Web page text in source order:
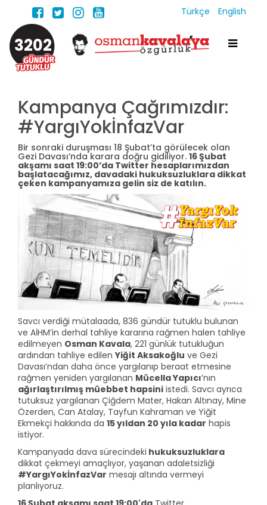
Türkçe English
3202
Kampanya Çağrımızdır:
#YargıYokİnfazVar
Bir sonraki duruşması 18 Şubat’ta görülecek olan
Gezi Davası’nda karara doğru gidiliyor. 16 Şubat
akşamı saat 19:00’da Twitter hesaplarımızdan
başlatacağımız, davadaki hukuksuzluklara dikkat
çeken kampanyamıza gelin siz de katılın.
Savcı verdiği mütalaada, 836 gündür tutuklu bulunan
ve AİHM’in derhal tahliye kararına rağmen halen tahliye
edilmeyen Osman Kavala, 221 günlük tutukluğun
ardından tahliye edilenYiğit Aksakoğlu ve Gezi
Davası’ndan daha önce yargılanıp beraat etmesine
rağmen yeniden yargılanan Mücella Yapıcı’nın
ağırlaştırılmış müebbet hapsini istedi. Savcı ayrıca
tutuksuz yargılanan Çiğdem Mater, Hakan Altınay, Mine
Özerden, Can Atalay, Tayfun Kahraman ve Yiğit
Ekmekçi hakkında da 15 yıldan 20 yıla kadar hapis
istiyor.
Kampanyada dava sürecindeki hukuksuzluklara
dikkat çekmeyi amaçlıyor, yaşanan adaletsizliği
#YargıYokİnfazVar mesajı altında vermeyi
planlıyoruz.